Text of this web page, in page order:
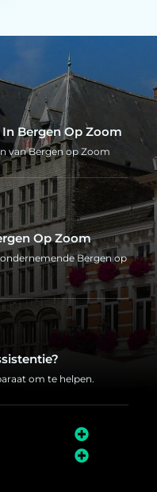
Bergen Op Zoom
van Bergen op Zoom
Op Zoom
Bergen op
om te helpen.